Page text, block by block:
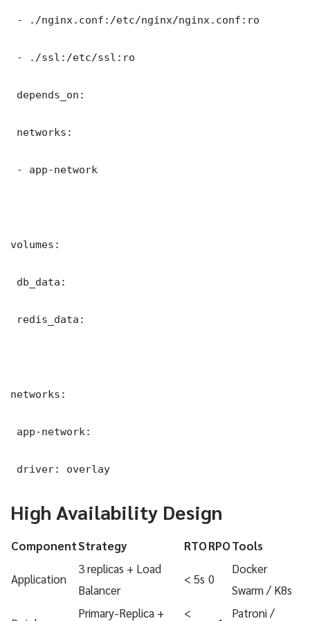
- ./nginx.conf:/etc/nginx/nginx.conf:ro
- ./ssl:/etc/ssl:ro
depends_on:
networks:
- app-network
volumes:
db_data:
redis_data:
networks:
app-network:
driver: overlay
High Availability Design
ComponentStrategy RTORPOTools
Application
3 replicas + Load
Balancer
< 5s 0
Docker
Swarm / K8s
Primary-Replica + < Patroni /